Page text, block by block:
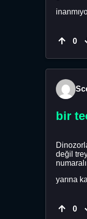
0
bir
değil
yarına
0